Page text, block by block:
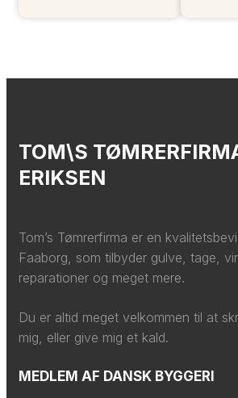
TOM\S
ERIKSEN
Tom’s Tømrerfirma er en
Faaborg, som tilbyder gulve, tage,
reparationer og meget mere.​​
​Du er altid meget velkommen til at
mig, eller give mig et kald.​
MEDLEM AF DANSK BYGGERI